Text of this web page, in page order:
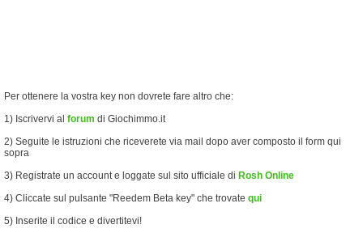
Per ottenere la vostra key non dovrete fare altro che:
1) Iscrivervi al forum di Giochimmo.it
2) Seguite le istruzioni che riceverete via mail dopo aver composto il form qui
sopra
3) Registrate un account e loggate sul sito ufficiale di Rosh Online
4) Cliccate sul pulsante "Reedem Beta key" che trovate qui
5) Inserite il codice e divertitevi!